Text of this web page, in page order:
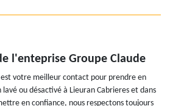
l'enteprise Groupe Claude
est votre meilleur contact pour prendre en
ou désactivé à Lieuran Cabrieres et dans
en confiance, nous respectons toujours